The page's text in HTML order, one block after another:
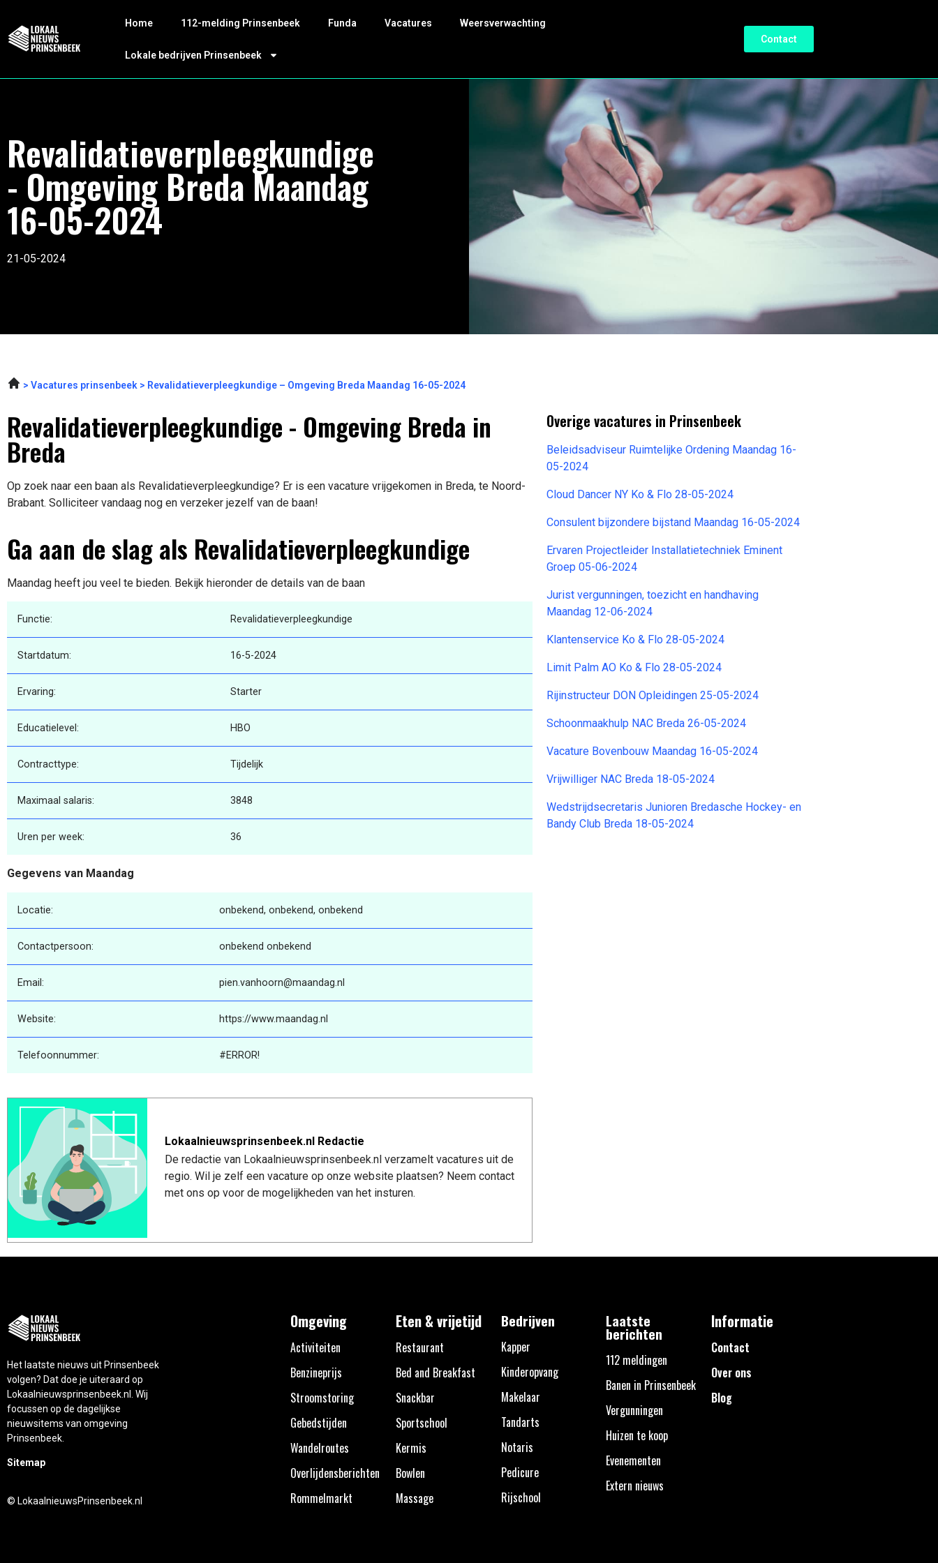
Home 112-melding Prinsenbeek Funda Vacatures Weersverwachting
Lokale bedrijven Prinsenbeek
Contact
Revalidatieverpleegkundige
- Omgeving Breda Maandag
16-05-2024
21-05-2024
Vacatures prinsenbeek Revalidatieverpleegkundige – Omgeving Breda Maandag 16-05-2024
Revalidatieverpleegkundige - Omgeving Breda in
Breda
Op zoek naar een baan als Revalidatieverpleegkundige? Er is een vacature vrijgekomen in Breda, te Noord-
Brabant. Solliciteer vandaag nog en verzeker jezelf van de baan!
Ga aan de slag als Revalidatieverpleegkundige
Maandag heeft jou veel te bieden. Bekijk hieronder de details van de baan
Functie: Revalidatieverpleegkundige
Startdatum: 16-5-2024
Ervaring: Starter
Educatielevel: HBO
Contracttype: Tijdelijk
Maximaal salaris: 3848
Uren per week: 36
Gegevens van Maandag
Locatie: onbekend, onbekend, onbekend
Contactpersoon: onbekend onbekend
Email: pien.vanhoorn@maandag.nl
Website: https://www.maandag.nl
Telefoonnummer: #ERROR!
Lokaalnieuwsprinsenbeek.nl Redactie
De redactie van Lokaalnieuwsprinsenbeek.nl verzamelt vacatures uit de
regio. Wil je zelf een vacature op onze website plaatsen? Neem contact
met ons op voor de mogelijkheden van het insturen.
Overige vacatures in Prinsenbeek
Beleidsadviseur Ruimtelijke Ordening Maandag 16-
05-2024
Cloud Dancer NY Ko & Flo 28-05-2024
Consulent bijzondere bijstand Maandag 16-05-2024
Ervaren Projectleider Installatietechniek Eminent
Groep 05-06-2024
Jurist vergunningen, toezicht en handhaving
Maandag 12-06-2024
Klantenservice Ko & Flo 28-05-2024
Limit Palm AO Ko & Flo 28-05-2024
Rijinstructeur DON Opleidingen 25-05-2024
Schoonmaakhulp NAC Breda 26-05-2024
Vacature Bovenbouw Maandag 16-05-2024
Vrijwilliger NAC Breda 18-05-2024
Wedstrijdsecretaris Junioren Bredasche Hockey- en
Bandy Club Breda 18-05-2024
Het laatste nieuws uit Prinsenbeek
volgen? Dat doe je uiteraard op
Lokaalnieuwsprinsenbeek.nl. Wij
focussen op de dagelijkse
nieuwsitems van omgeving
Prinsenbeek.
Sitemap
© LokaalnieuwsPrinsenbeek.nl
Omgeving
Activiteiten
Benzineprijs
Stroomstoring
Gebedstijden
Wandelroutes
Overlijdensberichten
Rommelmarkt
Eten & vrijetijd
Restaurant
Bed and Breakfast
Snackbar
Sportschool
Kermis
Bowlen
Massage
Bedrijven
Kapper
Kinderopvang
Makelaar
Tandarts
Notaris
Pedicure
Rijschool
Laatste
berichten
112 meldingen
Banen in Prinsenbeek
Vergunningen
Huizen te koop
Evenementen
Extern nieuws
Informatie
Contact
Over ons
Blog